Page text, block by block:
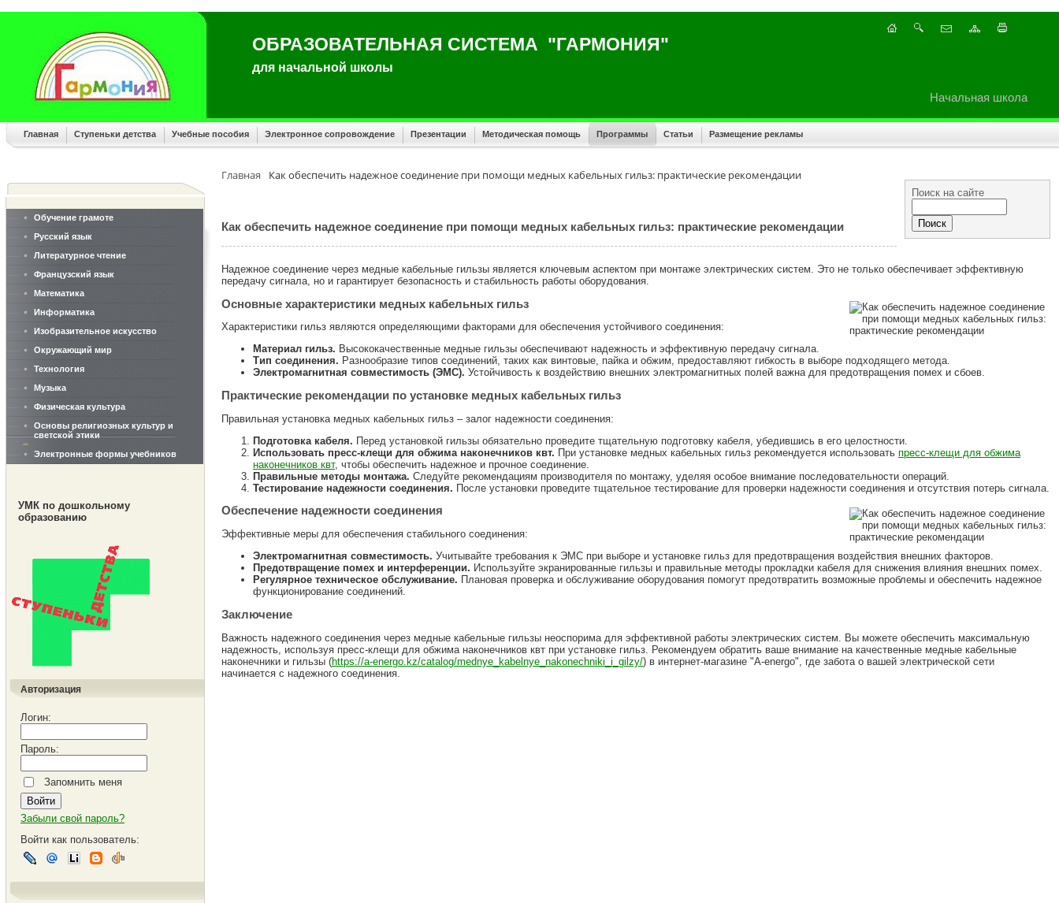
ОБРАЗОВАТЕЛЬНАЯ СИСТЕМА "ГАРМОНИЯ"
для начальной школы
Начальная школа
Главная Ступеньки детства Учебные пособия Электронное сопровождение Презентации Методическая помощь Программы Статьи Размещение рекламы
Обучение грамоте
Русский язык
Литературное чтение
Французский язык
Математика
Информатика
Изобразительное искусство
Окружающий мир
Технология
Музыка
Физическая культура
Основы религиозных культур и
светской этики
Электронные формы учебников
УМК по дошкольному
образованию
Авторизация
Логин:
Пароль:
Запомнить меня
Забыли свой пароль?
Войти как пользователь:
Главная Как обеспечить надежное соединение при помощи медных кабельных гильз: практические рекомендации
Как обеспечить надежное соединение при помощи медных кабельных гильз: практические рекомендации
Поиск на сайте
Надежное соединение через медные кабельные гильзы является ключевым аспектом при монтаже электрических систем. Это не только обеспечивает эффективную
передачу сигнала, но и гарантирует безопасность и стабильность работы оборудования.
Основные характеристики медных кабельных гильз
Характеристики гильз являются определяющими факторами для обеспечения устойчивого соединения:
Материал гильз. Высококачественные медные гильзы обеспечивают надежность и эффективную передачу сигнала.
Тип соединения. Разнообразие типов соединений, таких как винтовые, пайка и обжим, предоставляют гибкость в выборе подходящего метода.
Электромагнитная совместимость (ЭМС). Устойчивость к воздействию внешних электромагнитных полей важна для предотвращения помех и сбоев.
Практические рекомендации по установке медных кабельных гильз
Правильная установка медных кабельных гильз – залог надежности соединения:
Подготовка кабеля. Перед установкой гильзы обязательно проведите тщательную подготовку кабеля, убедившись в его целостности.
Использовать пресс-клещи для обжима наконечников квт. При установке медных кабельных гильз рекомендуется использовать пресс-клещи для обжима
наконечников квт, чтобы обеспечить надежное и прочное соединение.
Правильные методы монтажа. Следуйте рекомендациям производителя по монтажу, уделяя особое внимание последовательности операций.
Тестирование надежности соединения. После установки проведите тщательное тестирование для проверки надежности соединения и отсутствия потерь сигнала.
Обеспечение надежности соединения
Эффективные меры для обеспечения стабильного соединения:
Электромагнитная совместимость. Учитывайте требования к ЭМС при выборе и установке гильз для предотвращения воздействия внешних факторов.
Предотвращение помех и интерференции. Используйте экранированные гильзы и правильные методы прокладки кабеля для снижения влияния внешних помех.
Регулярное техническое обслуживание. Плановая проверка и обслуживание оборудования помогут предотвратить возможные проблемы и обеспечить надежное
функционирование соединений.
Заключение
Важность надежного соединения через медные кабельные гильзы неоспорима для эффективной работы электрических систем. Вы можете обеспечить максимальную
надежность, используя пресс-клещи для обжима наконечников квт при установке гильз. Рекомендуем обратить ваше внимание на качественные медные кабельные
наконечники и гильзы (https://a-energo.kz/catalog/mednye_kabelnye_nakonechniki_i_gilzy/) в интернет-магазине "A-energo", где забота о вашей электрической сети
начинается с надежного соединения.